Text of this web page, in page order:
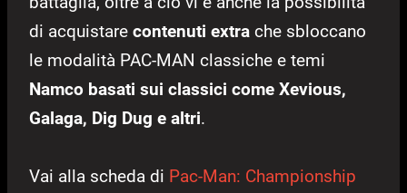
di acquistare contenuti extra che sbloccano
le modalità PAC-MAN classiche e temi
Namco basati sui classici come Xevious,
Galaga, Dig Dug e altri.
Vai alla scheda di Pac-Man: Championship